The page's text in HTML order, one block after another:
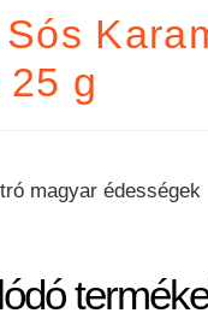
g
magyar édességek